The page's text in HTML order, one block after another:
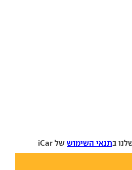
בתנאי השימוש של iCar